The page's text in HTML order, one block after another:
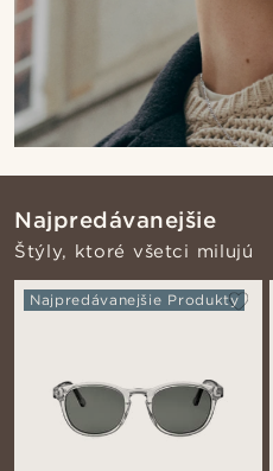
Najpredávanejšie
Štýly, ktoré všetci milujú
Najpredávanejšie Produkty